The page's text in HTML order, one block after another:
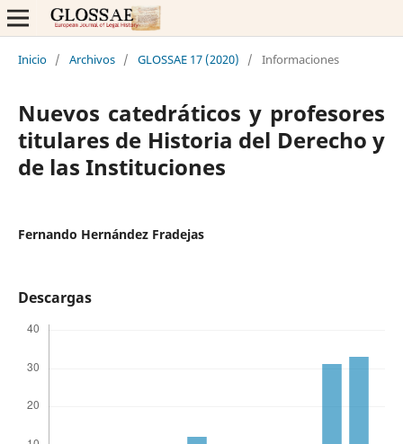
Inicio / Archivos / GLOSSAE 17 (2020) / Informaciones
Nuevos catedráticos y profesores
titulares de Historia del Derecho y
de las Instituciones
Fernando Hernández Fradejas
Descargas